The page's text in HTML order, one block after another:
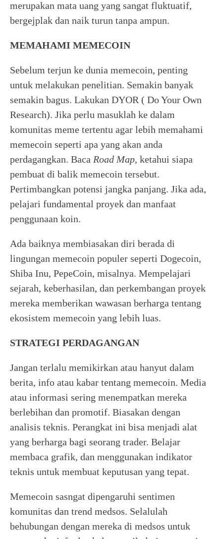
merupakan mata uang yang sangat fluktuatif,
bergejplak dan naik turun tanpa ampun.
MEMAHAMI MEMECOIN
Sebelum terjun ke dunia memecoin, penting
untuk melakukan penelitian. Semakin banyak
semakin bagus. Lakukan DYOR ( Do Your Own
Research). Jika perlu masuklah ke dalam
komunitas meme tertentu agar lebih memahami
memecoin seperti apa yang akan anda
perdagangkan. Baca Road Map, ketahui siapa
pembuat di balik memecoin tersebut.
Pertimbangkan potensi jangka panjang. Jika ada,
pelajari fundamental proyek dan manfaat
penggunaan koin.
Ada baiknya membiasakan diri berada di
lingungan memecoin populer seperti Dogecoin,
Shiba Inu, PepeCoin, misalnya. Mempelajari
sejarah, keberhasilan, dan perkembangan proyek
mereka memberikan wawasan berharga tentang
ekosistem memecoin yang lebih luas.
STRATEGI PERDAGANGAN
Jangan terlalu memikirkan atau hanyut dalam
berita, info atau kabar tentang memecoin. Media
atau informasi sering menempatkan mereka
berlebihan dan promotif. Biasakan dengan
analisis teknis. Perangkat ini bisa menjadi alat
yang berharga bagi seorang trader. Belajar
membaca grafik, dan menggunakan indikator
teknis untuk membuat keputusan yang tepat.
Memecoin sasngat dipengaruhi sentimen
komunitas dan trend medsos. Selalulah
behubungan dengan mereka di medsos untuk